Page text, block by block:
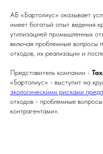
АБ «Бартолиус» оказывает
имеет богатый опыт ведения
утилизацией промышленных
включая проблемные вопросы
отходов, их реализации и
Представитель компании -
«Бартолиус» - выступит на
экологическими рисками
отходов - проблемные
контрагентами».